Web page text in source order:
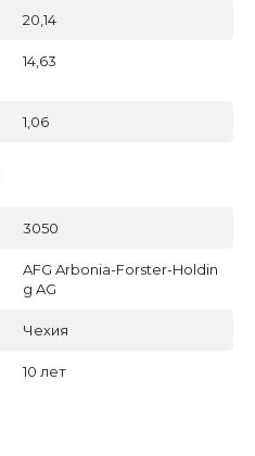
20,14
14,63
1,06
3050
AFG Arbonia-Forster-Holdin
g AG
Чехия
10 лет